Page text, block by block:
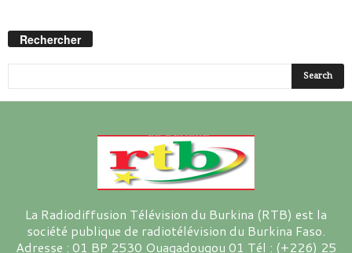
Rechercher
La Radiodiffusion Télévision du Burkina (RTB) est la
société publique de radiotélévision du Burkina Faso.
Adresse : 01 BP 2530 Ouagadougou 01 Tél : (+226) 25